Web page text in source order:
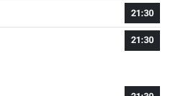
21:30
21:30